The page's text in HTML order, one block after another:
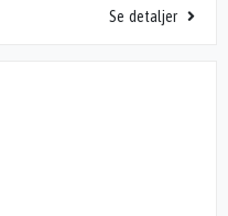
Se detaljer